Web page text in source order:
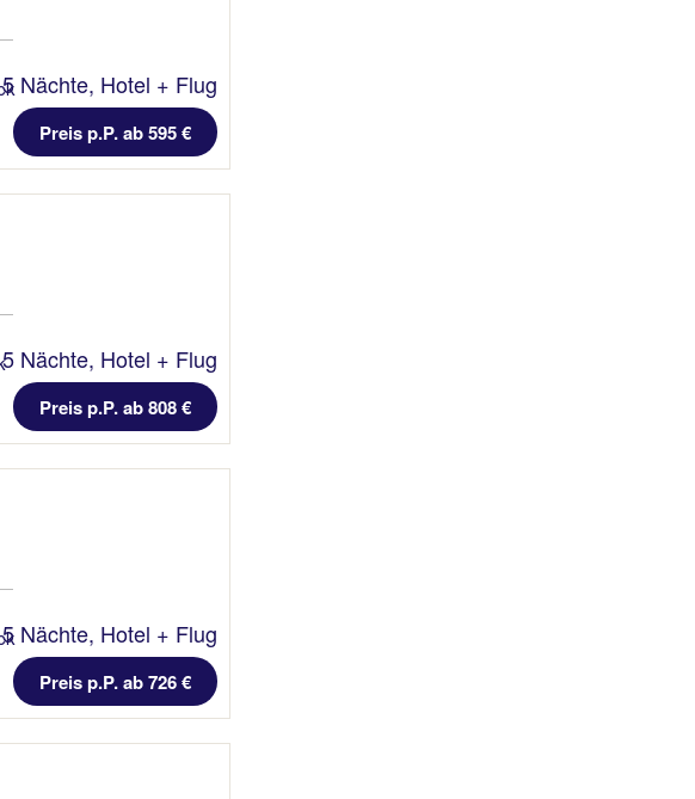
5 Nächte, Hotel + Flug
Preis p.P. ab 595 €
5 Nächte, Hotel + Flug
Preis p.P. ab 808 €
5 Nächte, Hotel + Flug
Preis p.P. ab 726 €